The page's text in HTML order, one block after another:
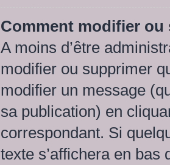
Comment modifier
A moins d’être
modifier ou supprimer
modifier un message
sa publication) en
correspondant. Si
texte s’affichera en bas